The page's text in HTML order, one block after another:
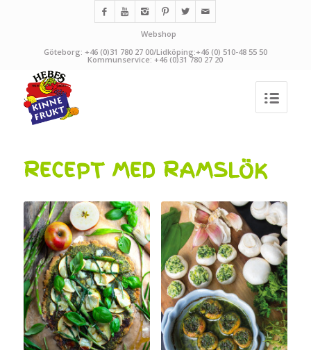
Webshop
Göteborg: +46 (0)31 780 27 00/Lidköping:+46 (0) 510-48 55 50
Kommunservice: +46 (0)31 780 27 20
RECEPT MED RAMSLÖK